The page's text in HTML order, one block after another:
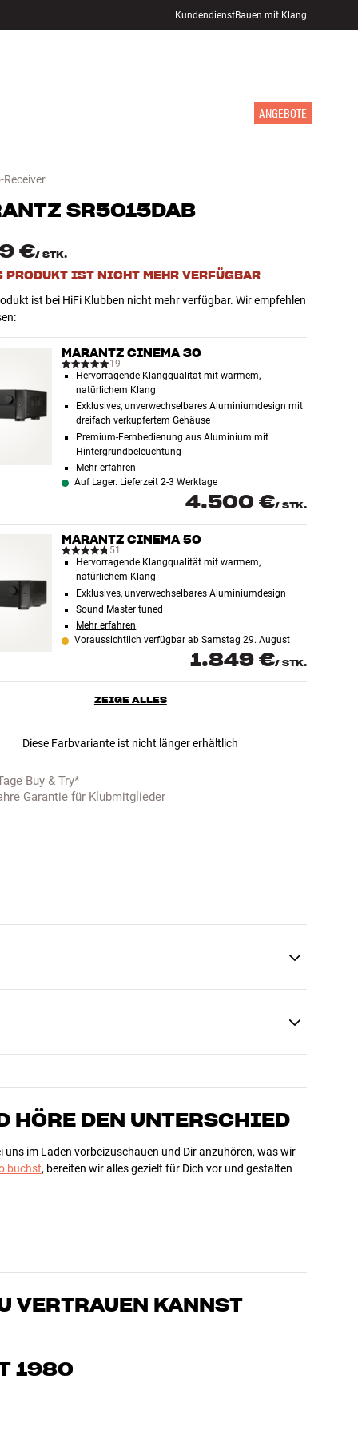
KundendienstBauen mit Klang
ANGEBOTE
SR5015DAB
€/ STK.
PRODUKT IST NICHT MEHR VERFÜGBAR
ist bei HiFi Klubben nicht mehr verfügbar. Wir empfehlen
MARANTZ CINEMA 30
19
Hervorragende Klangqualität mit warmem,
natürlichem Klang
Exklusives, unverwechselbares Aluminiumdesign mit
dreifach verkupfertem Gehäuse
Premium-Fernbedienung aus Aluminium mit
Hintergrundbeleuchtung
Mehr erfahren
Auf Lager. Lieferzeit 2-3 Werktage
4.500 €/ STK.
MARANTZ CINEMA 50
51
Hervorragende Klangqualität mit warmem,
natürlichem Klang
Exklusives, unverwechselbares Aluminiumdesign
Sound Master tuned
Mehr erfahren
Voraussichtlich verfügbar ab Samstag 29. August
1.849 €/ STK.
ZEIGE ALLES
Diese Farbvariante ist nicht länger erhältlich
Buy & Try*
Garantie für Klubmitglieder
HÖRE DEN UNTERSCHIED
uns im Laden vorbeizuschauen und Dir anzuhören, was wir
buchst, bereiten wir alles gezielt für Dich vor und gestalten
VERTRAUEN KANNST
die unsere Produkte genau kennen und für großartigen
und Deinem Budget passt
1980